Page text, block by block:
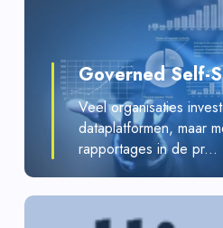
Governed Self-
Veel organisaties
dataplatformen, maar
rapportages in de pr...